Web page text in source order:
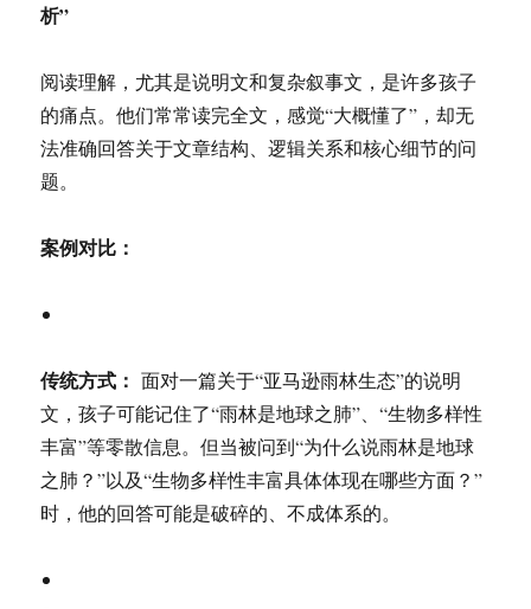
析”
阅读理解，尤其是说明文和复杂叙事文，是许多孩子
的痛点。他们常常读完全文，感觉“大概懂了”，却无
法准确回答关于文章结构、逻辑关系和核心细节的问
题。
案例对比：
传统方式： 面对一篇关于“亚马逊雨林生态”的说明
文，孩子可能记住了“雨林是地球之肺”、“生物多样性
丰富”等零散信息。但当被问到“为什么说雨林是地球
之肺？”以及“生物多样性丰富具体体现在哪些方面？”
时，他的回答可能是破碎的、不成体系的。